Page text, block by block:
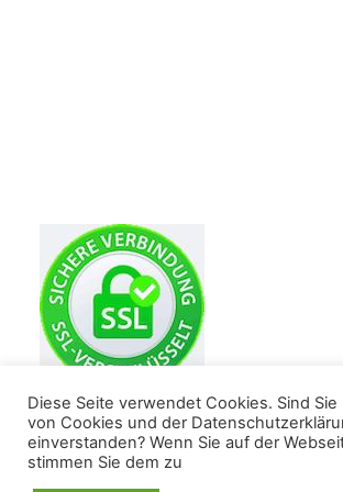
Diese Seite verwendet Cookies. Sind
von Cookies und der
einverstanden? Wenn Sie auf der
stimmen Sie dem zu